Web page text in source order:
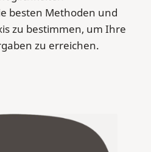
besten Methoden und
zu bestimmen, um Ihre
zu erreichen.